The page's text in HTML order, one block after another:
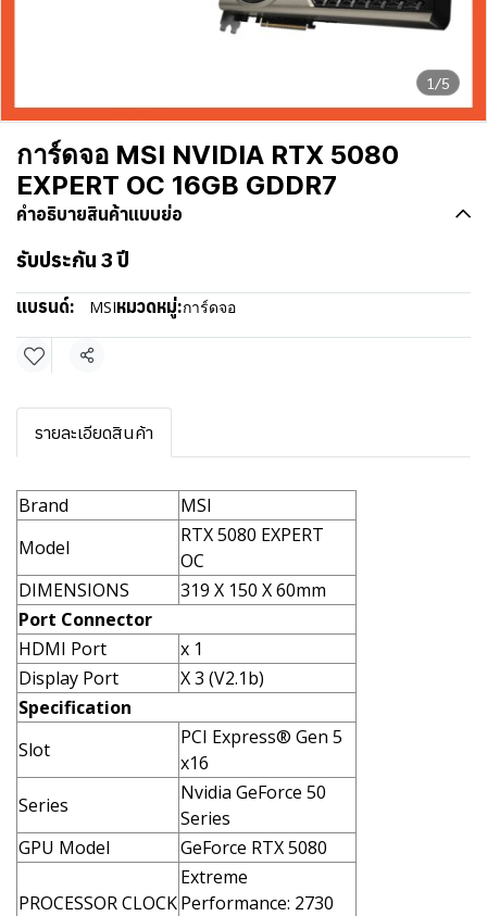
1/5
การ์ดจอ MSI NVIDIA RTX 5080
EXPERT OC 16GB GDDR7
คำอธิบายสินค้าแบบย่อ
รับประกัน 3 ปี
แบรนด์: MSIหมวดหมู่:การ์ดจอ
แชร์
รายละเอียดสินค้า
Brand
MSI
Model
RTX 5080 EXPERT
OC
DIMENSIONS
319 X 150 X 60mm
Port Connector
HDMI Port
x 1
Display Port
X 3 (V2.1b)
Specification
Slot
PCI Express® Gen 5
x16
Series
Nvidia GeForce 50
Series
GPU Model
GeForce RTX 5080
PROCESSOR CLOCK
Extreme
Performance: 2730